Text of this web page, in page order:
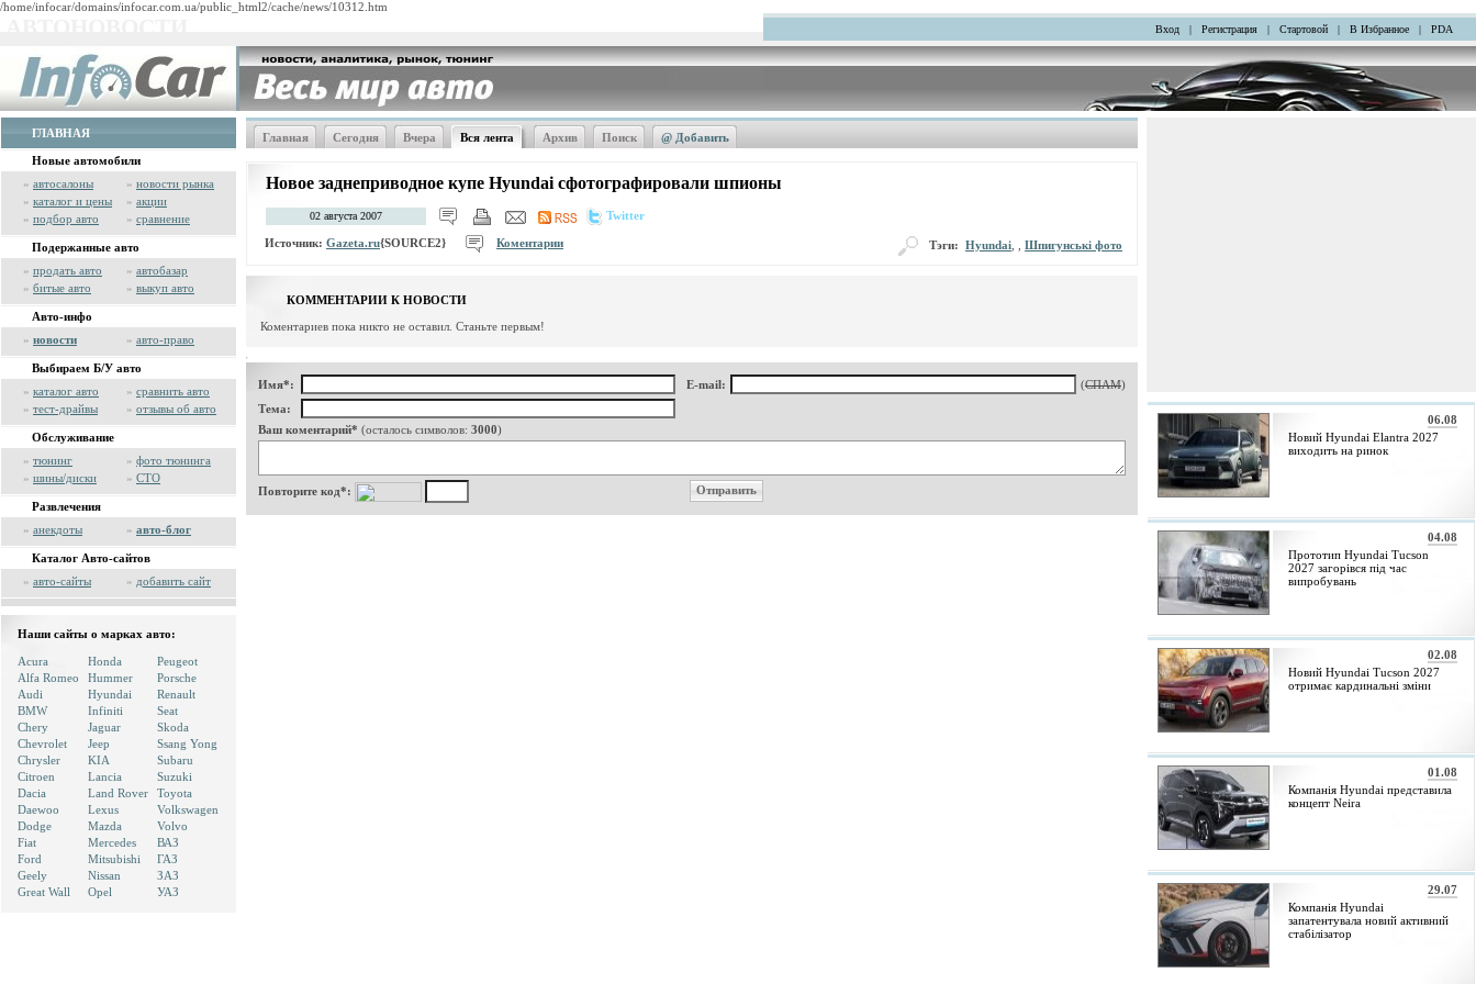
/home/infocar/domains/infocar.com.ua/public_html2/cache/news/10312.htm
Вход | Регистрация | Стартовой | В Избранное | PDA
ГЛАВНАЯ
Новые автомобили
» автосалоны » новости рынка
» каталог и цены » акции
» подбор авто » сравнение
Подержанные авто
» продать авто » автобазар
» битые авто » выкуп авто
Авто-инфо
» новости » авто-право
Выбираем Б/У авто
» каталог авто » сравнить авто
» тест-драйвы » отзывы об авто
Обслуживание
» тюнинг » фото тюнинга
» шины/диски » СТО
Развлечения
» анекдоты » авто-блог
Каталог Авто-сайтов
» авто-сайты » добавить сайт
Наши сайты о марках авто:
Acura
Alfa Romeo
Audi
BMW
Chery
Chevrolet
Chrysler
Citroen
Dacia
Daewoo
Dodge
Fiat
Ford
Geely
Great Wall
Honda
Hummer
Hyundai
Infiniti
Jaguar
Jeep
KIA
Lancia
Land Rover
Lexus
Mazda
Mercedes
Mitsubishi
Nissan
Opel
Peugeot
Porsche
Renault
Seat
Skoda
Ssang Yong
Subaru
Suzuki
Toyota
Volkswagen
Volvo
ВАЗ
ГАЗ
ЗАЗ
УАЗ
Главная Сегодня Вчера Вся лента Архив Поиск @ Добавить
Новое заднеприводное купе Hyundai сфотографировали шпионы
02 августа 2007 Twitter
Источник: Gazeta.ru{SOURCE2} Коментарии Тэги: Hyundai Шпигунські фото
КОММЕНТАРИИ К НОВОСТИ
Коментариев пока никто не оставил. Станьте первым!
Имя*: E-mail: (СПАМ)
Тема:
Ваш коментарий* (осталось символов: 3000)
Повторите код*:
06.08
Новий Hyundai Elantra 2027
виходить на ринок
04.08
Прототип Hyundai Tucson
2027 загорівся під час
випробувань
02.08
Новий Hyundai Tucson 2027
отримає кардинальні зміни
01.08
Компанія Hyundai представила
концепт Neira
29.07
Компанія Hyundai
запатентувала новий активний
стабілізатор